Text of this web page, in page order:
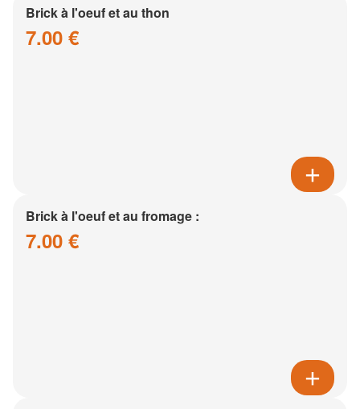
Brick à l'oeuf et au thon
7.00 €
Brick à l'oeuf et au fromage :
7.00 €